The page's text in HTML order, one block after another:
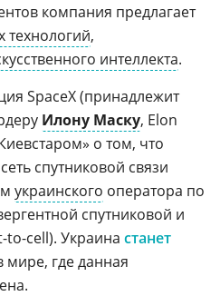
компания предлагает
технологий,
интеллекта.
SpaceX (принадлежит
Илону Маску, Elon
о том, что
сеть спутниковой связи
украинского оператора по
спутниковой и
to-cell). Украина станет
мире, где данная